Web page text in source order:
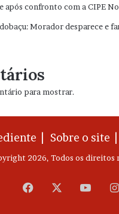
após confronto com a CIPE
Morador desparece e
para mostrar.
| Sobre o site |
2026, Todos os direitos
Facebook